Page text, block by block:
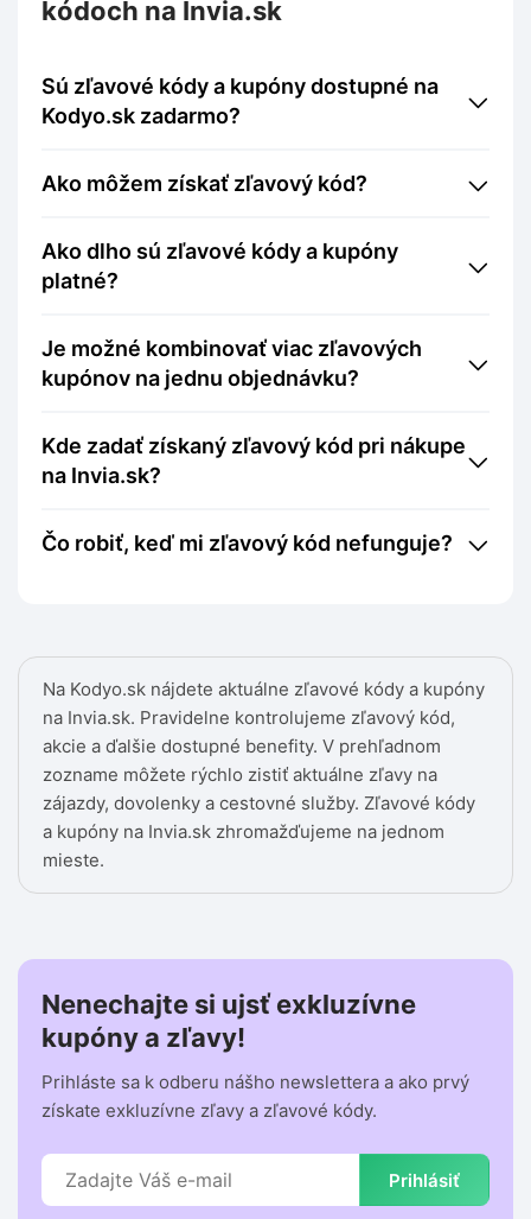
Na Kodyo.sk nájdete aktuálne zľavové kódy a kupóny
na Invia.sk. Pravidelne kontrolujeme zľavový kód,
akcie a ďalšie dostupné benefity. V prehľadnom
zozname môžete rýchlo zistiť aktuálne zľavy na
zájazdy, dovolenky a cestovné služby. Zľavové kódy
a kupóny na Invia.sk zhromažďujeme na jednom
mieste.
kódoch na Invia.sk
Sú zľavové kódy a kupóny dostupné na
Kodyo.sk zadarmo?
Ako môžem získať zľavový kód?
Ako dlho sú zľavové kódy a kupóny
platné?
Je možné kombinovať viac zľavových
kupónov na jednu objednávku?
Kde zadať získaný zľavový kód pri nákupe
na Invia.sk?
Čo robiť, keď mi zľavový kód nefunguje?
Nenechajte si ujsť exkluzívne
kupóny a zľavy!
Prihláste sa k odberu nášho newslettera a ako prvý
získate exkluzívne zľavy a zľavové kódy.
Prihlásiť